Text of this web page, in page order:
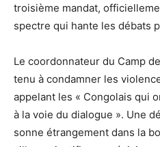
troisième mandat,
spectre qui hante les débats
Le coordonnateur du Camp
tenu à condamner les
appelant les « Congolais qui
à la voie du dialogue ». Une
sonne étrangement dans la